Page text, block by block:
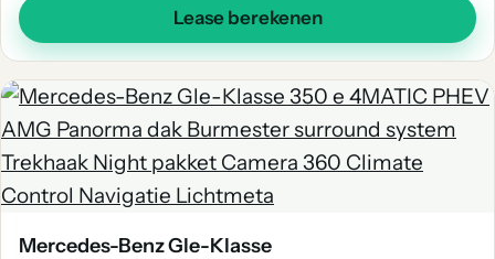
Lease berekenen
Mercedes-Benz Gle-Klasse